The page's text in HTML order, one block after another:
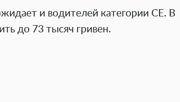
и водителей категории СЕ. В
до 73 тысяч гривен.